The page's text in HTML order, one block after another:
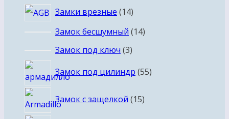
Замки врезные 1414
товаров
Замок бесшумный 1414
Замок под ключ 33
Замок под цилиндр 5555
Замок с защелкой 1515